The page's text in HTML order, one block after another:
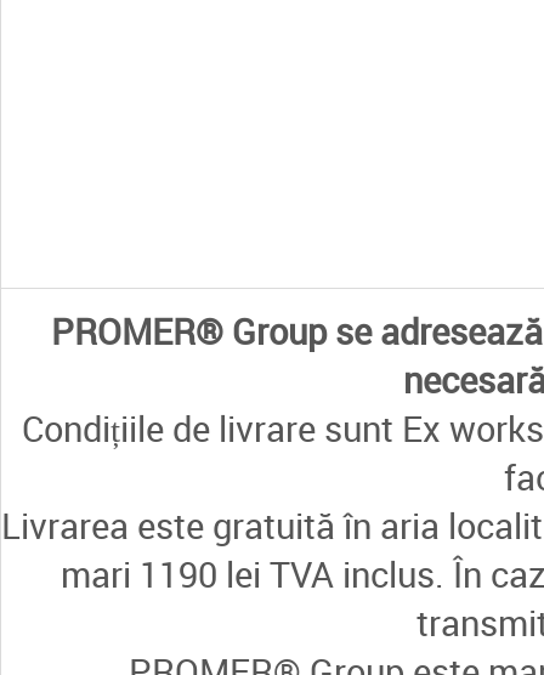
PROMER® Group se
Condițiile de livrare sunt Ex
Livrarea este gratuită în aria
mari 1190 lei TVA inclus. În